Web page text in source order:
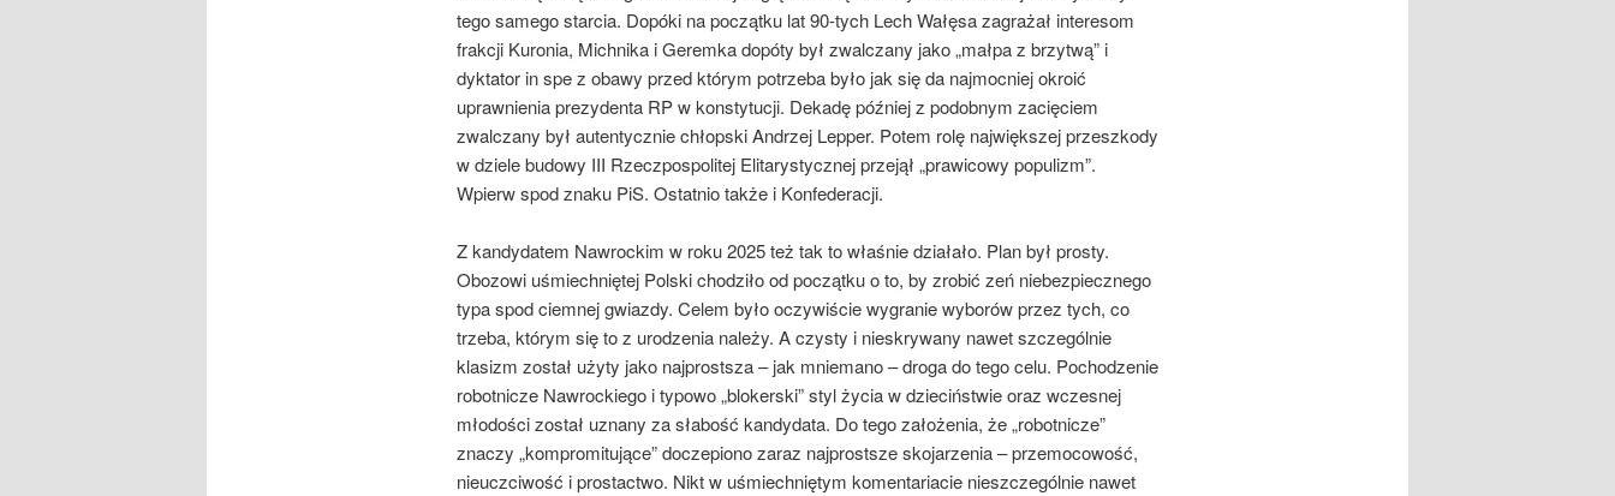
tego samego starcia. Dopóki na początku lat 90-tych Lech Wałęsa zagrażał interesom
frakcji Kuronia, Michnika i Geremka dopóty był zwalczany jako „małpa z brzytwą” i
dyktator in spe z obawy przed którym potrzeba było jak się da najmocniej okroić
uprawnienia prezydenta RP w konstytucji. Dekadę później z podobnym zacięciem
zwalczany był autentycznie chłopski Andrzej Lepper. Potem rolę największej przeszkody
w dziele budowy III Rzeczpospolitej Elitarystycznej przejął „prawicowy populizm”.
Wpierw spod znaku PiS. Ostatnio także i Konfederacji.
Z kandydatem Nawrockim w roku 2025 też tak to właśnie działało. Plan był prosty.
Obozowi uśmiechniętej Polski chodziło od początku o to, by zrobić zeń niebezpiecznego
typa spod ciemnej gwiazdy. Celem było oczywiście wygranie wyborów przez tych, co
trzeba, którym się to z urodzenia należy. A czysty i nieskrywany nawet szczególnie
klasizm został użyty jako najprostsza – jak mniemano – droga do tego celu. Pochodzenie
robotnicze Nawrockiego i typowo „blokerski” styl życia w dzieciństwie oraz wczesnej
młodości został uznany za słabość kandydata. Do tego założenia, że „robotnicze”
znaczy „kompromitujące” doczepiono zaraz najprostsze skojarzenia – przemocowość,
nieuczciwość i prostactwo. Nikt w uśmiechniętym komentariacie nieszczególnie nawet